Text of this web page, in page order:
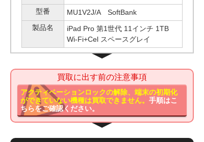
型番
MU1V2J/A SoftBank
製品名
iPad Pro 第1世代 11インチ 1TB
Wi-Fi+Cel スペースグレイ
買取に出す前の注意事項
アクティベーションロックの解除、端末の初期化
ができていない機種は買取できません。手順はこ
ちらをご確認ください。